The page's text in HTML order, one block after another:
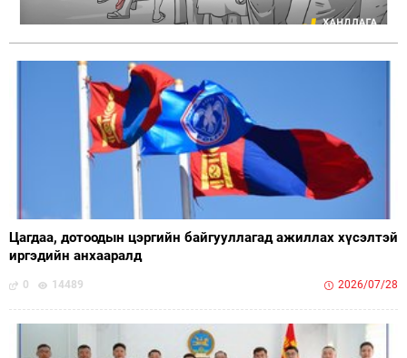
Цагдаа, дотоодын цэргийн байгууллагад ажиллах хүсэлтэй
иргэдийн анхааралд
0 14489 2026/07/28